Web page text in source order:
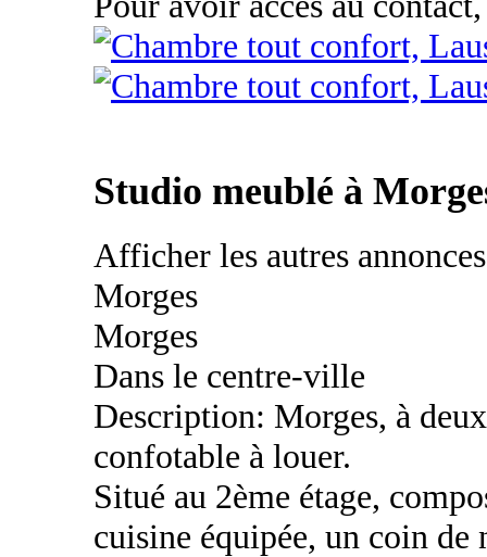
Studio meublé à
Afficher les autres
Morges
Morges
Dans le centre-ville
Description: Morges, à
confotable à louer.
Situé au 2ème étage,
cuisine équipée, un coin